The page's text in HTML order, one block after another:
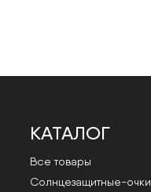
КАТАЛОГ
Все товары
Cолнцезащитные-очки